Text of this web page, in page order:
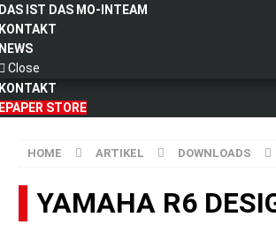
DAS IST DAS MO-INTEAM
KONTAKT
NEWS
Close
KONTAKT
EPAPER STORE
HOME ARTIKEL DOWNLOADS
YAMAHA R6